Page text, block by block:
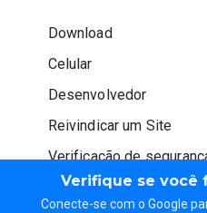
Verifique se você
Conecte-se com o Google
Download
Celular
Desenvolvedor
Reivindicar um Site
Verificação de